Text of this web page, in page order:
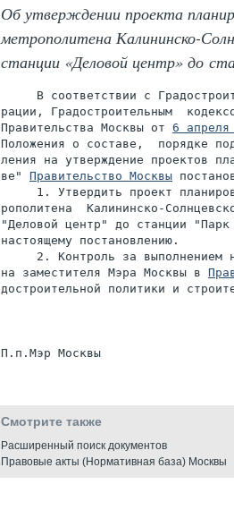
Об утверждении проекта
метрополитена Калининско-
станции «Деловой центр» до
В соответствии с
рации, Градостроительным
Правительства Москвы от 6
Положения о составе,  порядке
ления на утверждение проектов
ве" Правительство Москвы
1. Утвердить проект
рополитена  Калининско-
"Деловой центр" до станции
настоящему постановлению.
2. Контроль за выполнением
на заместителя Мэра Москвы в
достроительной политики и
Смотрите также
Расширенный поиск документов
Правовые акты (Нормативная база) Москвы